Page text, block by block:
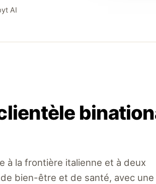
AI
à la frontière italienne et à deux
bien-être et de santé, avec une